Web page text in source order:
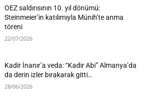
OEZ saldırısının 10. yıl dönümü:
Steinmeier’in katılımıyla Münih’te anma
töreni
22/07/2026
Kadir İnanır’a veda: “Kadir Abi” Almanya’da
da derin izler bırakarak gitti…
28/06/2026